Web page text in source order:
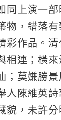
同上演一
，錯落有
彩作品。
相連；橫
；莫嫌勝
人陳維英
貌，未許